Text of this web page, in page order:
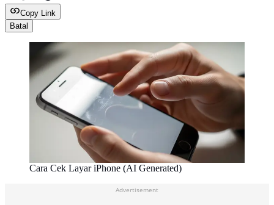
Copy Link
Batal
Cara Cek Layar iPhone (AI Generated)